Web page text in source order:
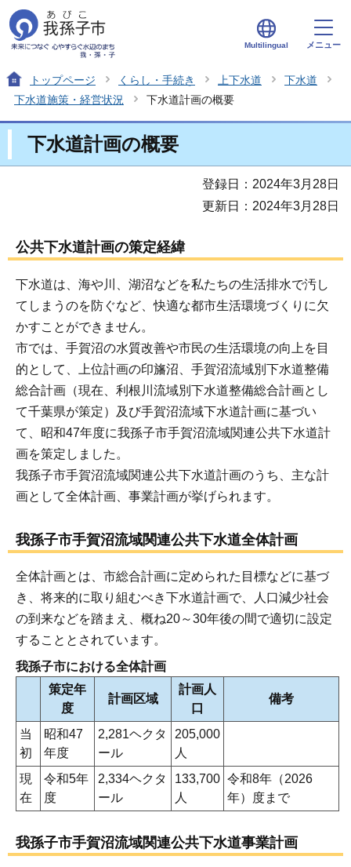
Multilingual メニュー
トップページ くらし・手続き 上下水道
下水道
下水道施策・経営状況
下水道計画の概要
下水道計画の概要
登録日：2024年3月28日
更新日：2024年3月28日
公共下水道計画の策定経緯
下水道は、海や川、湖沼などを私たちの生活排水で汚し
てしまうのを防ぐなど、快適な都市生活環境づくりに欠
かすことができません。
市では、手賀沼の水質改善や市民の生活環境の向上を目
的として、上位計画の印旛沼、手賀沼流域別下水道整備
総合計画（現在、利根川流域別下水道整備総合計画とし
て千葉県が策定）及び手賀沼流域下水道計画に基づい
て、昭和47年度に我孫子市手賀沼流域関連公共下水道計
画を策定しました。
我孫子市手賀沼流域関連公共下水道計画のうち、主な計
画として全体計画、事業計画が挙げられます。
我孫子市手賀沼流域関連公共下水道全体計画
全体計画とは、市総合計画に定められた目標などに基づ
き、将来的に取り組むべき下水道計画で、人口減少社会
の到来などを踏まえ、概ね20～30年後の間で適切に設定
することとされています。
我孫子市における全体計画
策定年
度
計画区域
計画人
口
備考
当
初
昭和47
年度
2,281ヘクタ
ール
205,000
人
現
在
令和5年
度
2,334ヘクタ
ール
133,700
人
令和8年（2026
年）度まで
我孫子市手賀沼流域関連公共下水道事業計画